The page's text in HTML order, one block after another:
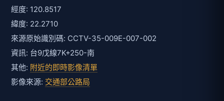
經度: 120.8517
緯度: 22.2710
來源原始識別碼: CCTV-35-009E-007-002
資訊: 台9戊線7K+250-南
其他: 附近的即時影像清單
影像來源: 交通部公路局